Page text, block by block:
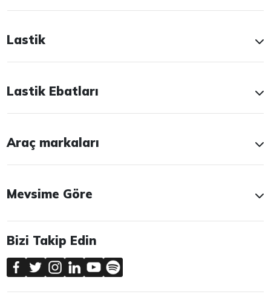
Lastik
Lastik Ebatları
Araç markaları
Mevsime Göre
Bizi Takip Edin